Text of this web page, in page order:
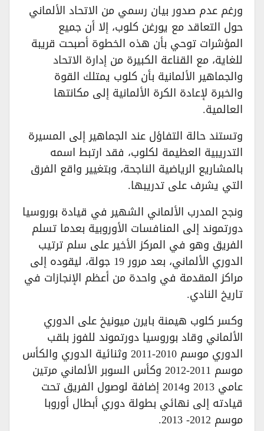
ورغم عدم صدور بيان رسمي من الاتحاد الألماني
حول التعاقد مع يورغن كلوب، إلا أن جميع
المؤشرات توحي بأن هذه الخطوة أصبحت قريبة
للغاية، مع القناعة الكبيرة من إدارة الاتحاد
والجماهير الألمانية بأن كلوب يمتلك القوة
والخبرة لإعادة الكرة الألمانية إلى مكانتها
العالمية.
وتستند حالة التفاؤل عند الجماهير إلى المسيرة
التدريبية العظيمة لكلوب، فقد ارتبط اسمه
بالمشاريع الرياضية الناجحة، وبتغيير واقع الفرق
التي يشرف على تدريبها.
ونجح المدرب الألماني الشهير في قيادة بوروسيا
دورتموند إلى المنافسات الأوروبية بعدما تسلم
الفريق وهو في المركز الأخير على سلم ترتيب
الدوري الألماني، بعد مرور 19 جولة، ليقوده إلى
مراكز المقدمة في واحدة من أعظم الإنجازات في
تاريخ النادي.
وكسر كلوب هيمنة بايرن ميونيخ على الدوري
الألماني وقاد بوروسيا دورتموند للفوز بلقب
الدوري موسم 2010-2011 وثنائية الدوري والكأس
موسم 2011-2012 وكأس السوبر الألماني مرتين
عامي 2013 و2014 إضافة لوصول الفريق تحت
قيادته إلى نهائي بطولة دوري أبطال أوروبا
موسم 2012- 2013.